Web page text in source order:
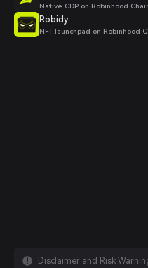
Native CDP on Robinhood
Robidy
NFT launchpad on Robinhood
Disclaimer and Risk